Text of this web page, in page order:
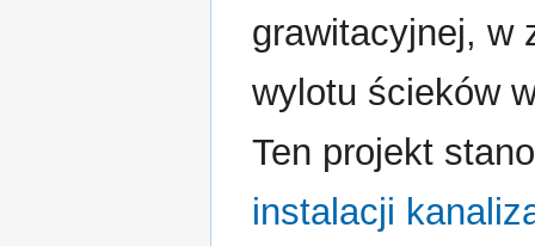
grawitacyjnej, w
wylotu ścieków
Ten projekt
instalacji